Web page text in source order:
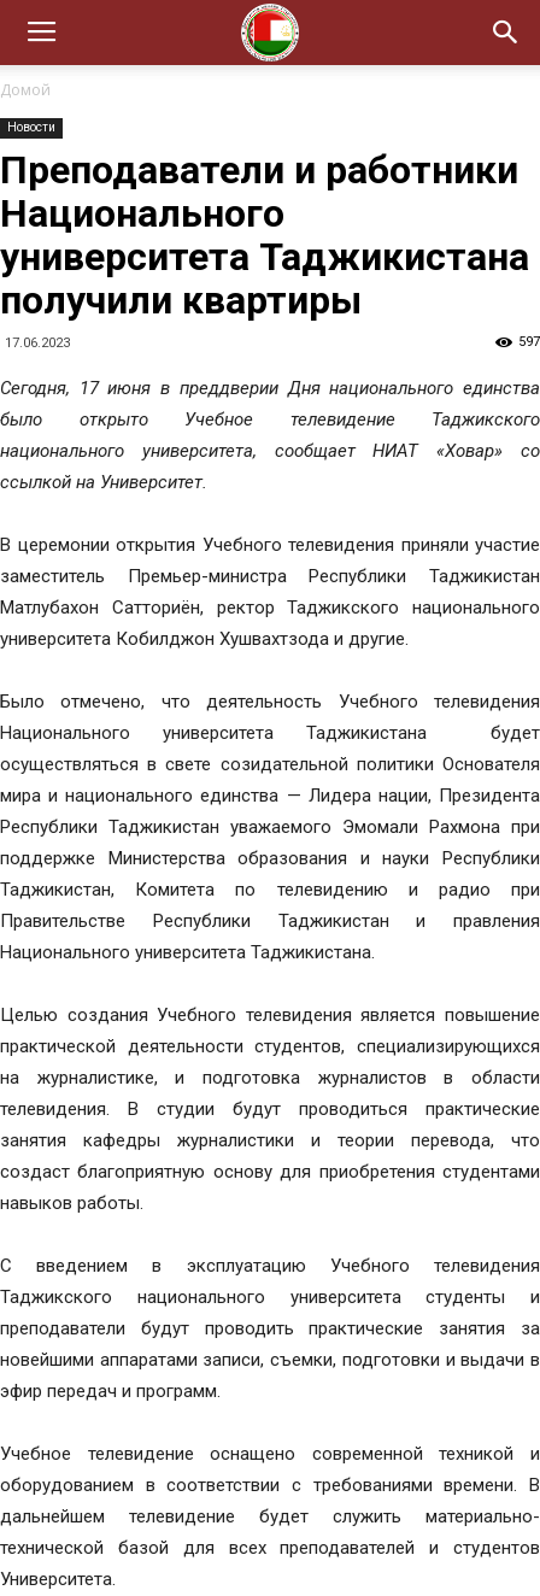
Домой
Новости
Преподаватели и работники
Национального
университета Таджикистана
получили квартиры
17.06.2023 597
Сегодня, 17 июня в преддверии Дня национального единства
было открыто Учебное телевидение Таджикского
национального университета, сообщает НИАТ «Ховар» со
ссылкой на Университет.
В церемонии открытия Учебного телевидения приняли участие
заместитель Премьер-министра Республики Таджикистан
Матлубахон Сатториён, ректор Таджикского национального
университета Кобилджон Хушвахтзода и другие.
Было отмечено, что деятельность Учебного телевидения
Национального университета Таджикистана будет
осуществляться в свете созидательной политики Основателя
мира и национального единства — Лидера нации, Президента
Республики Таджикистан уважаемого Эмомали Рахмона при
поддержке Министерства образования и науки Республики
Таджикистан, Комитета по телевидению и радио при
Правительстве Республики Таджикистан и правления
Национального университета Таджикистана.
Целью создания Учебного телевидения является повышение
практической деятельности студентов, специализирующихся
на журналистике, и подготовка журналистов в области
телевидения. В студии будут проводиться практические
занятия кафедры журналистики и теории перевода, что
создаст благоприятную основу для приобретения студентами
навыков работы.
С введением в эксплуатацию Учебного телевидения
Таджикского национального университета студенты и
преподаватели будут проводить практические занятия за
новейшими аппаратами записи, съемки, подготовки и выдачи в
эфир передач и программ.
Учебное телевидение оснащено современной техникой и
оборудованием в соответствии с требованиями времени. В
дальнейшем телевидение будет служить материально-
технической базой для всех преподавателей и студентов
Университета.